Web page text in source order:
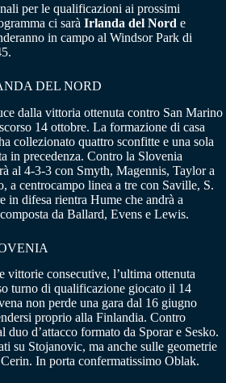
per le qualificazioni ai prossimi
ci sarà Irlanda del Nord e
in campo al Windsor Park di
DEL NORD
dalla vittoria ottenuta contro San Marino
14 ottobre. La formazione di casa
collezionato quattro sconfitte e una sola
in precedenza. Contro la Slovenia
al 4-3-3 con Smyth, Magennis, Taylor a
a centrocampo linea a tre con Saville, S.
in difesa rientra Hume che andrà a
da Ballard, Evens e Lewis.
vittorie consecutive, l’ultima ottenuta
turno di qualificazione giocato il 14
non perde una gara dal 16 giugno
proprio alla Finlandia. Contro
d’attacco formato da Sporar e Sesko.
su Stojanovic, ma anche sulle geometrie
In porta confermatissimo Oblak.